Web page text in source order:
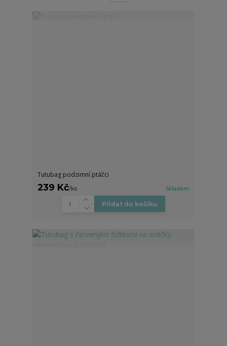
Tutubag podzimní ptáčci
239 Kč/ks Skladem
Přidat do košíku